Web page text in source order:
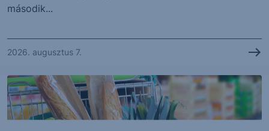
második...
2026. augusztus 7.